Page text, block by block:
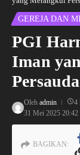
GEREJA DAN
PGI
Iman
Oleh admin 4
31 Mei 2025 20:42
BAGIKAN: